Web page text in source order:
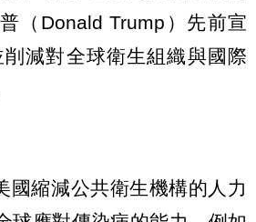
（Donald Trump）先前宣
減對全球衛生組織與國際
國縮減公共衛生機構的人力